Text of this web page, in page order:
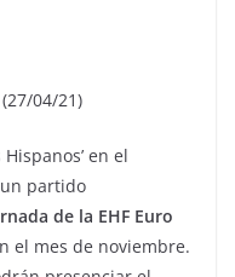
(27/04/21)
Hispanos’ en el
partido
de la EHF Euro
el mes de noviembre.